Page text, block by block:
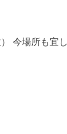
今場所も宜し